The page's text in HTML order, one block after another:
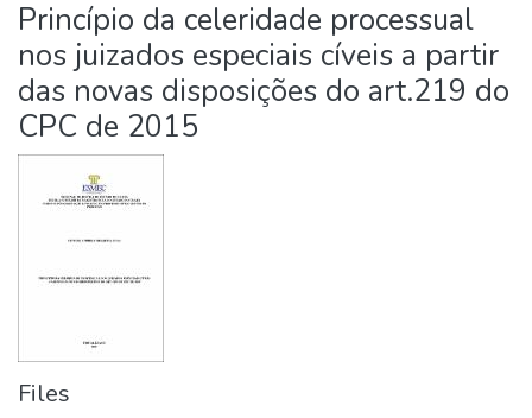
Princípio da celeridade processual
nos juizados especiais cíveis a partir
das novas disposições do art.219 do
CPC de 2015
Files